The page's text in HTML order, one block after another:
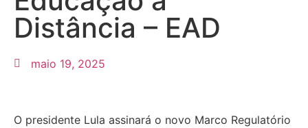
Distância – EAD
maio 19, 2025
O presidente Lula assinará o novo Marco Regulatório